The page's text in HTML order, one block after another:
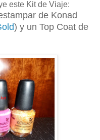
este Kit de Viaje:
de Konad
) y un Top Coat de